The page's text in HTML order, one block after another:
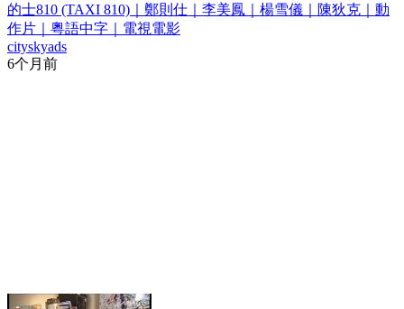
的士810 (TAXI 810)｜鄭則仕｜李美鳳｜楊雪儀｜陳狄克｜動
作片｜粵語中字｜電視電影
cityskyads
6个月前